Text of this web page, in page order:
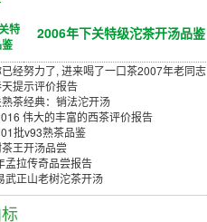
2006年下关特级沱茶开汤品鉴
经努力了, 进来喝了一口茶2007年老同志
提示评价报告
熟茶经典：销法沱开汤
伟大的丰富的西茶评价报告
批v93熟茶品鉴
王开汤品尝
孟拉传奇品尝报告
武正山老树沱茶开汤